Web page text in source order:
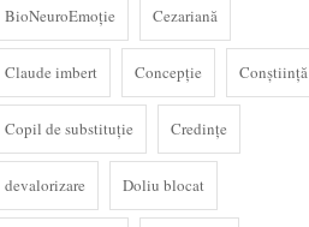
BioNeuroEmoție Cezariană
Claude imbert Concepție Conștiință
Copil de substituție Credințe
devalorizare Doliu blocat